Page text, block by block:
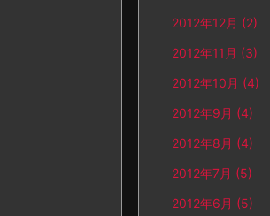
2012年12月 (2)
2012年11月 (3)
2012年10月 (4)
2012年9月 (4)
2012年8月 (4)
2012年7月 (5)
2012年6月 (5)